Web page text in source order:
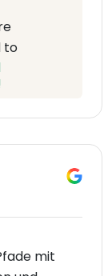
to
mit